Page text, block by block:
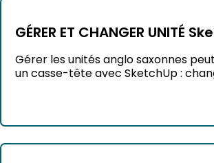
GÉRER ET CHANGER UNITÉ
Gérer les unités anglo saxonnes
un casse-tête avec SketchUp :